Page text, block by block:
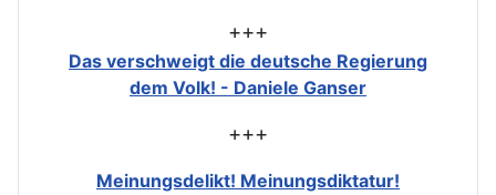
+++
Das verschweigt die deutsche Regierung
dem Volk! - Daniele Ganser
+++
Meinungsdelikt! Meinungsdiktatur!